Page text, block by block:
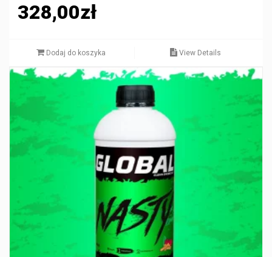
328,00zł
Dodaj do koszyka View Details